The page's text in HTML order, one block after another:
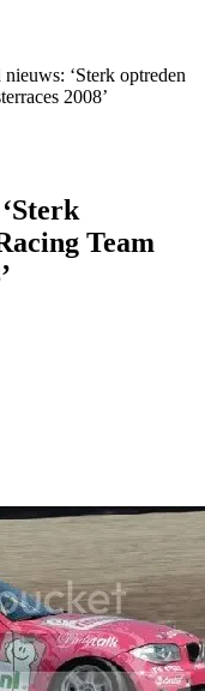
‘Sterk optreden
2008’
Team